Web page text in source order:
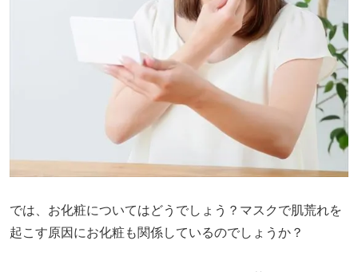
では、お化粧についてはどうでしょう？マスクで肌荒れを
起こす原因にお化粧も関係しているのでしょうか？